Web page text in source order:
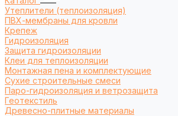
Утеплители (теплоизоляция)
ПВХ-мембраны для кровли
Крепеж
Гидроизоляция
Защита гидроизоляции
Клеи для теплоизоляции
Монтажная пена и комплектующие
Сухие строительные смеси
Паро-гидроизоляция и ветрозащита
Геотекстиль
Древесно-плитные материалы